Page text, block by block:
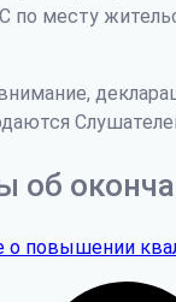
по месту
об